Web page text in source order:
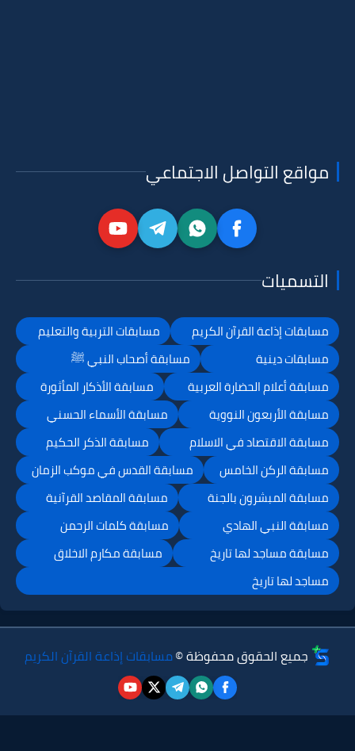
مواقع التواصل الاجتماعي
التسميات
مسابقات إذاعة القرآن الكريم
مسابقات التربية والتعليم
مسابقات دينية
مسابقة أصحاب النبي ﷺ
مسابقة أعلام الحضارة العربية
مسابقة الأذكار المأثورة
مسابقة الأربعون النووية
مسابقة الأسماء الحسني
مسابقة الاقتصاد في الاسلام
مسابقة الذكر الحكيم
مسابقة الركن الخامس
مسابقة القدس في موكب الزمان
مسابقة المبشرون بالجنة
مسابقة المقاصد القرآنية
مسابقة النبي الهادي
مسابقة كلمات الرحمن
مسابقة مساجد لها تاريخ
مسابقة مكارم الاخلاق
مساجد لها تاريخ
جميع الحقوق محفوظة ©مسابقات إذاعة القرآن الكريم